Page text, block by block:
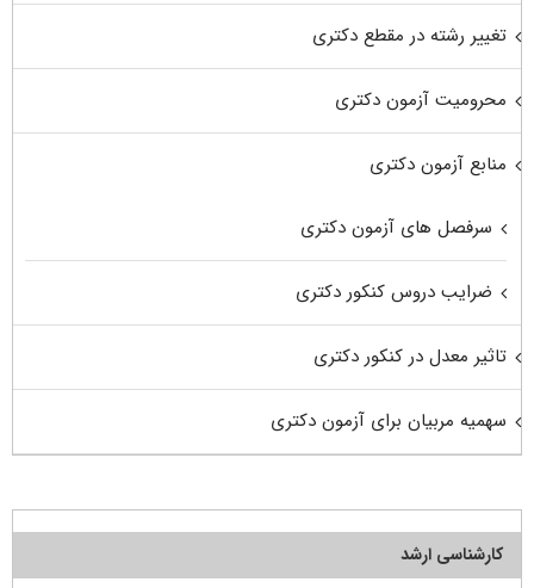
تغییر رشته در مقطع دکتری
محرومیت آزمون دکتری
منابع آزمون دکتری
سرفصل های آزمون دکتری
ضرایب دروس کنکور دکتری
تاثیر معدل در کنکور دکتری
سهمیه مربیان برای آزمون دکتری
کارشناسی ارشد